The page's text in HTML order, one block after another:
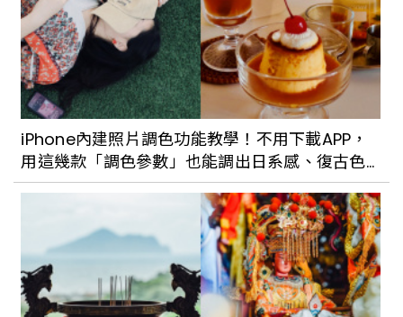
iPhone內建照片調色功能教學！不用下載APP，
用這幾款「調色參數」也能調出日系感、復古色
調